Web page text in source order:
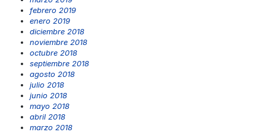
febrero 2019
enero 2019
diciembre 2018
noviembre 2018
octubre 2018
septiembre 2018
agosto 2018
julio 2018
junio 2018
mayo 2018
abril 2018
marzo 2018